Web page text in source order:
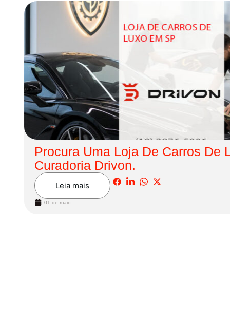
Procura Uma Loja De Carros De
Curadoria Drivon.
Leia mais
01 de maio